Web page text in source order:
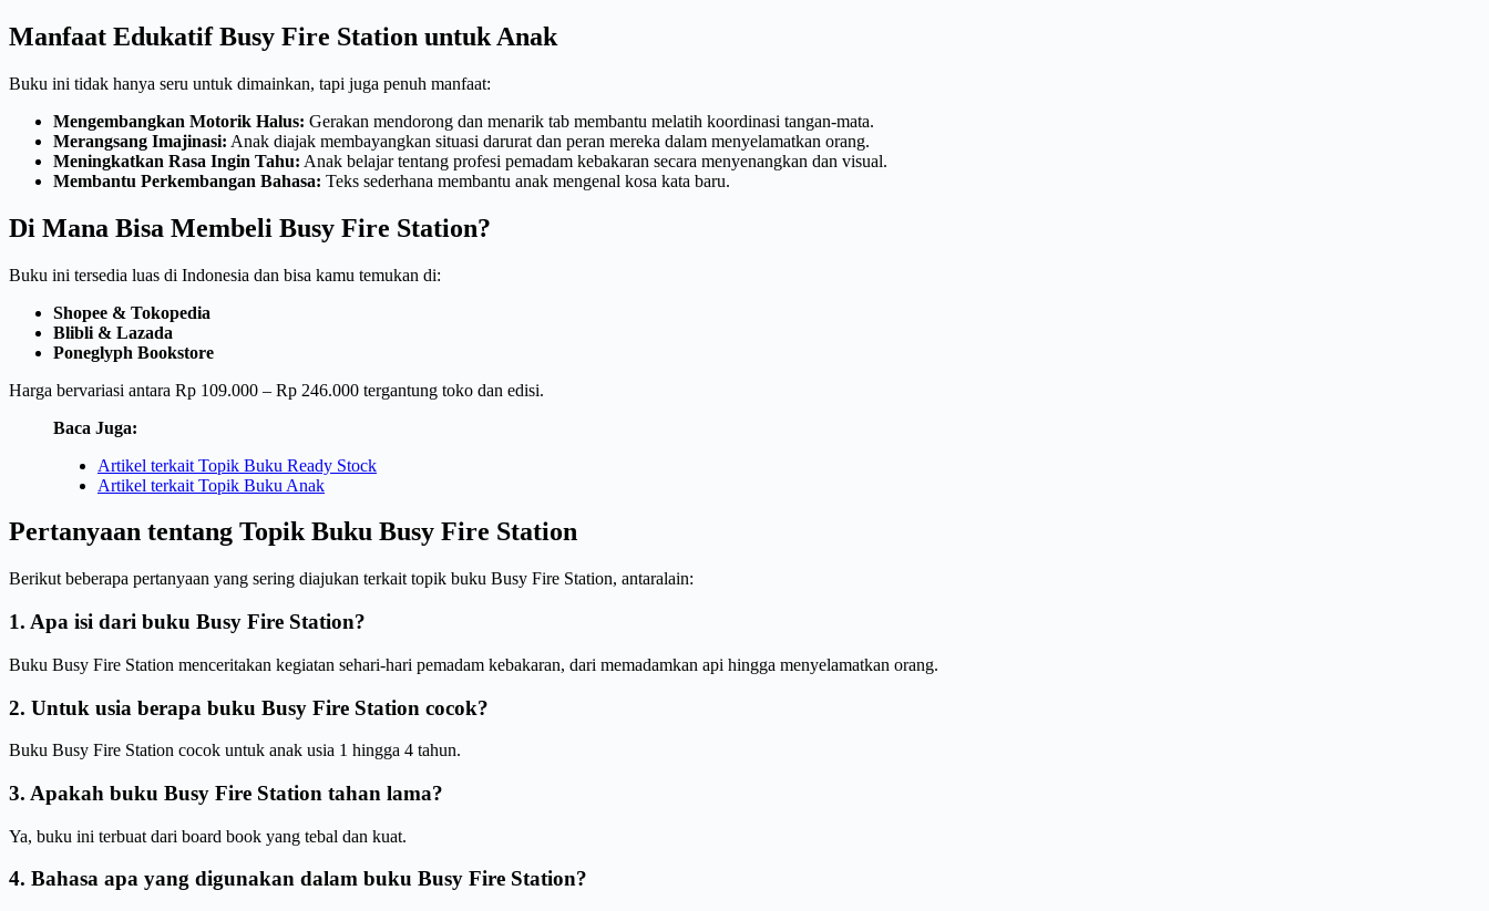
Manfaat Edukatif Busy Fire Station untuk Anak
Buku ini tidak hanya seru untuk dimainkan, tapi juga penuh manfaat:
Mengembangkan Motorik Halus: Gerakan mendorong dan menarik tab membantu melatih koordinasi tangan-mata.
Merangsang Imajinasi: Anak diajak membayangkan situasi darurat dan peran mereka dalam menyelamatkan orang.
Meningkatkan Rasa Ingin Tahu: Anak belajar tentang profesi pemadam kebakaran secara menyenangkan dan visual.
Membantu Perkembangan Bahasa: Teks sederhana membantu anak mengenal kosa kata baru.
Di Mana Bisa Membeli Busy Fire Station?
Buku ini tersedia luas di Indonesia dan bisa kamu temukan di:
Shopee & Tokopedia
Blibli & Lazada
Poneglyph Bookstore
Harga bervariasi antara Rp 109.000 – Rp 246.000 tergantung toko dan edisi.
Baca Juga:
Artikel terkait Topik Buku Ready Stock
Artikel terkait Topik Buku Anak
Pertanyaan tentang Topik Buku Busy Fire Station
Berikut beberapa pertanyaan yang sering diajukan terkait topik buku Busy Fire Station, antaralain:
1. Apa isi dari buku Busy Fire Station?
Buku Busy Fire Station menceritakan kegiatan sehari-hari pemadam kebakaran, dari memadamkan api hingga menyelamatkan orang.
2. Untuk usia berapa buku Busy Fire Station cocok?
Buku Busy Fire Station cocok untuk anak usia 1 hingga 4 tahun.
3. Apakah buku Busy Fire Station tahan lama?
Ya, buku ini terbuat dari board book yang tebal dan kuat.
4. Bahasa apa yang digunakan dalam buku Busy Fire Station?